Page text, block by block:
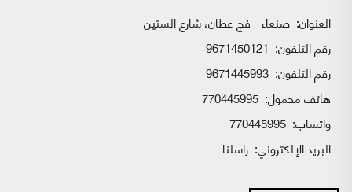
العنوان: صنعاء - فج عطان، شارع الستين
رقم التلفون: 9671450121
رقم التلفون: 9671445993
هاتف محمول: 770445995
واتساب:
البريد الإلكتروني: راسلنا